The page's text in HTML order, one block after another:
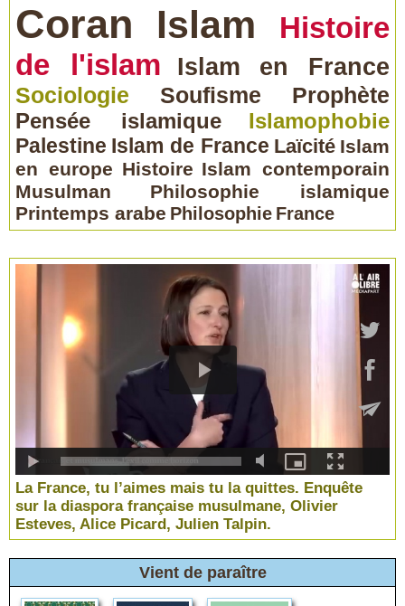
Coran Islam
Histoire
de l'islam
Islam en France
Sociologie Soufisme
Prophète
Pensée islamique
Islamophobie
Palestine Islam de France Laïcité Islam
en europe Histoire Islam contemporain
Musulman
Philosophie islamique
Printemps arabe Philosophie France
La France, tu l’aimes mais tu la quittes. Enquête
sur la diaspora française musulmane, Olivier
Esteves, Alice Picard, Julien Talpin.
Vient de paraître